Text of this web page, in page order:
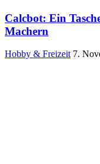
Calcbot: Ein
Machern
Hobby & Freizeit 7.